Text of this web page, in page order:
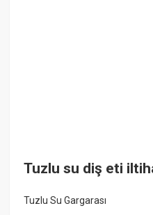
Tuzlu su diş eti
Tuzlu Su Gargarası